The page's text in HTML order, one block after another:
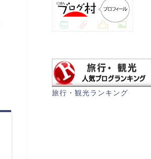
旅行・観光ランキング